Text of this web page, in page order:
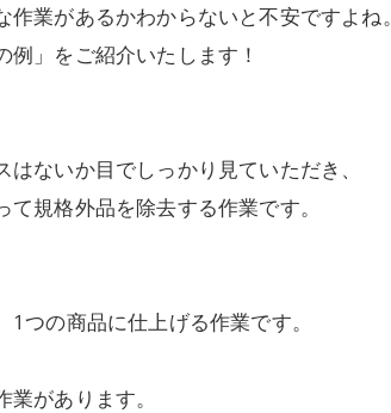
業があるかわからないと不安ですよね。
」をご紹介いたします！
ないか目でしっかり見ていただき、
規格外品を除去する作業です。
つの商品に仕上げる作業です。
があります。